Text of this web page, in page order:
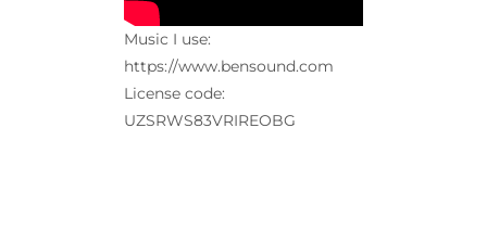
Music I use:
https://www.bensound.com
License code:
UZSRWS83VRIREOBG